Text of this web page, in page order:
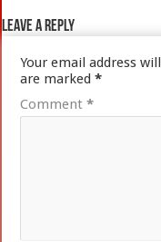
Leave a Reply
Your email address
are marked*
Comment*